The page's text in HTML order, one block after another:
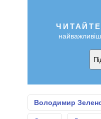
ЧИТАЙТЕ
Володимир